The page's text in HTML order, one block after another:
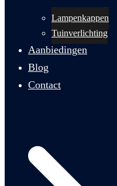
Lampenkappen
Tuinverlichting
Aanbiedingen
Blog
Contact